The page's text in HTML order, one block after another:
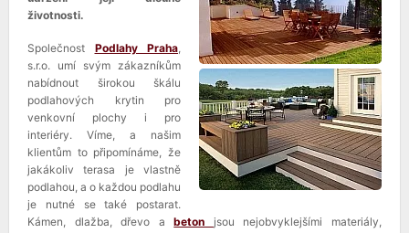
životnosti.
Společnost Podlahy Praha,
s.r.o. umí svým zákazníkům
nabídnout širokou škálu
podlahových krytin pro
venkovní plochy i pro
interiéry. Víme, a našim
klientům to připomínáme, že
jakákoliv terasa je vlastně
podlahou, a o každou podlahu
je nutné se také postarat.
Kámen, dlažba, dřevo abeton jsou nejobvyklejšími materiály,